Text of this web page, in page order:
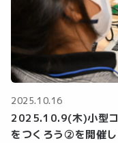
2025.10.16
2025.10.9(木)小型コ
をつくろう②を開催し